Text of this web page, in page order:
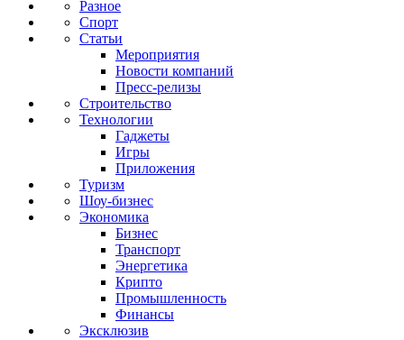
Разное
Спорт
Статьи
Мероприятия
Новости компаний
Пресс-релизы
Строительство
Технологии
Гаджеты
Игры
Приложения
Туризм
Шоу-бизнес
Экономика
Бизнес
Транспорт
Энергетика
Крипто
Промышленность
Финансы
Эксклюзив